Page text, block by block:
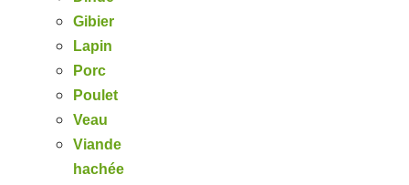
Gibier
Lapin
Porc
Poulet
Veau
Viande
hachée